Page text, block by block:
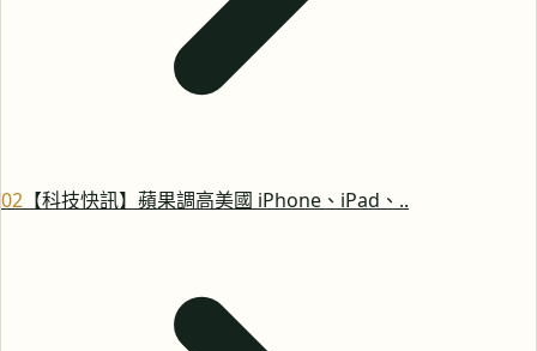
02 【科技快訊】蘋果調高美國 iPhone、iPad、..